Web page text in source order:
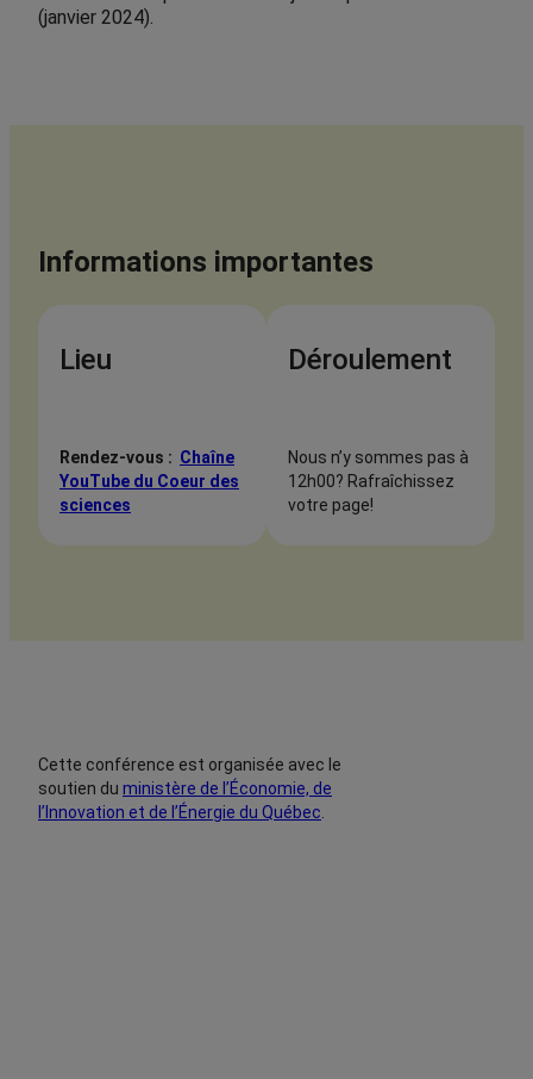
(janvier 2024).
Informations importantes
Lieu
Rendez-vous : Chaîne
YouTube du Coeur des
sciences
Déroulement
Nous n’y sommes pas à
12h00? Rafraîchissez
votre page!
Cette conférence est organisée avec le
soutien du ministère de l’Économie, de
l’Innovation et de l’Énergie du Québec.